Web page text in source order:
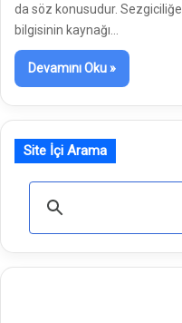
da söz konusudur.
bilgisinin kaynağı…
Devamını Oku »
Site İçi Arama